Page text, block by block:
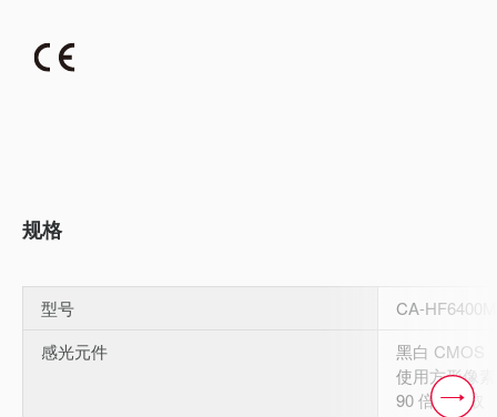
规格
型号
CA-HF6400M
感光元件
黑白 CMOS
使用方形像素
90 倍速读取